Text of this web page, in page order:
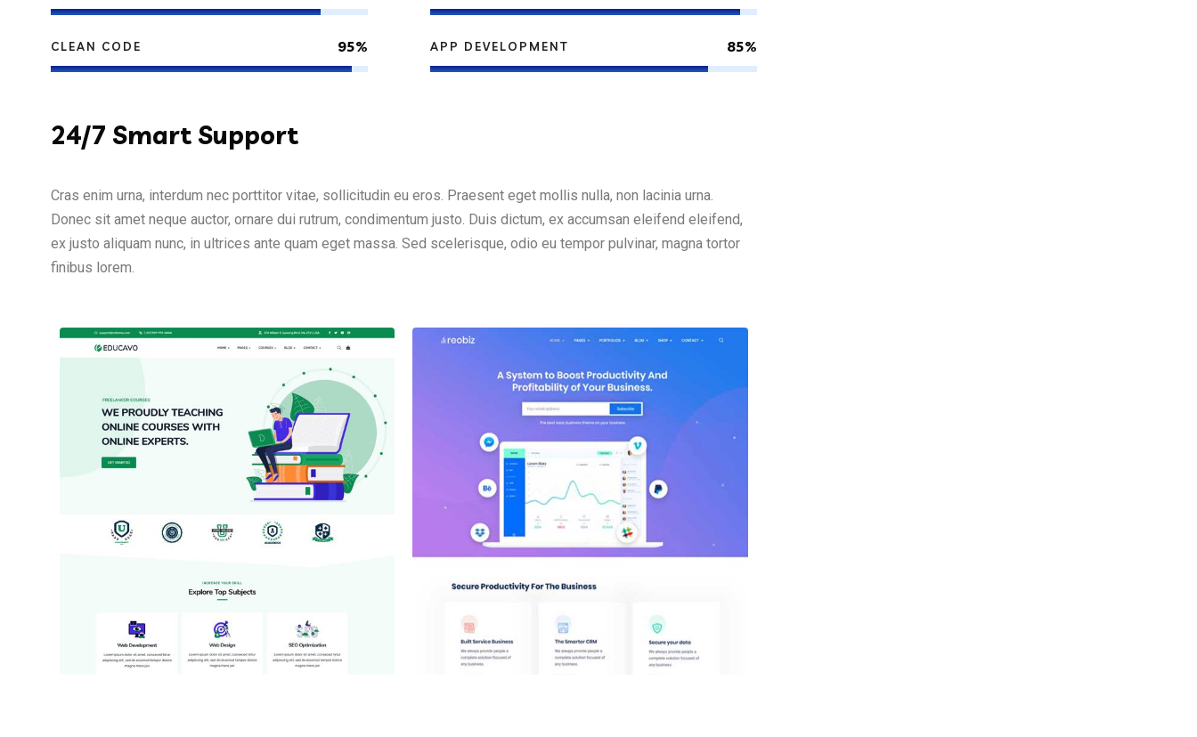
CLEAN CODE 95% APP DEVELOPMENT 85%
24/7 Smart Support
Cras enim urna, interdum nec porttitor vitae, sollicitudin eu eros. Praesent eget mollis nulla, non lacinia urna.
Donec sit amet neque auctor, ornare dui rutrum, condimentum justo. Duis dictum, ex accumsan eleifend eleifend,
ex justo aliquam nunc, in ultrices ante quam eget massa. Sed scelerisque, odio eu tempor pulvinar, magna tortor
finibus lorem.